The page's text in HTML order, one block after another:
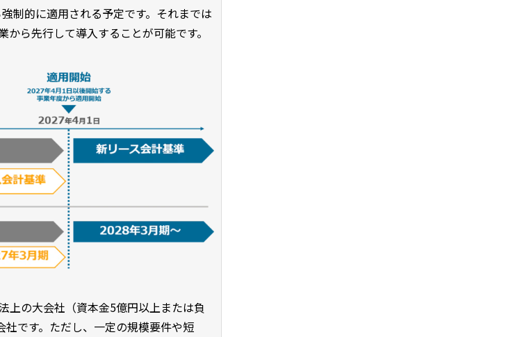
制的に適用される予定です。それまでは
ら先行して導入することが可能です。
上の大会社（資本金5億円以上または負
です。ただし、一定の規模要件や短